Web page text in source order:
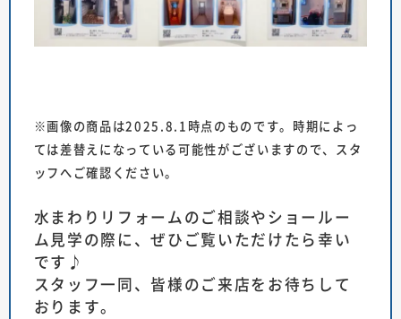
※画像の商品は2025.8.1時点のものです。時期によっ
ては差替えになっている可能性がございますので、スタ
ッフへご確認ください。
水まわりリフォームのご相談やショールー
ム見学の際に、ぜひご覧いただけたら幸い
です♪
スタッフ一同、皆様のご来店をお待ちして
おります。